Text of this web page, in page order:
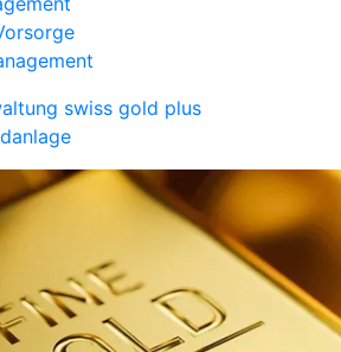
swiss gold plus